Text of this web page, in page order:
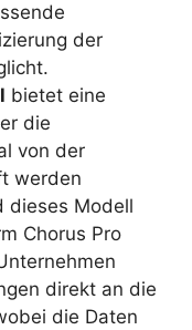
der
bietet eine
die
von der
werden
dieses Modell
Chorus Pro
direkt an die
die Daten